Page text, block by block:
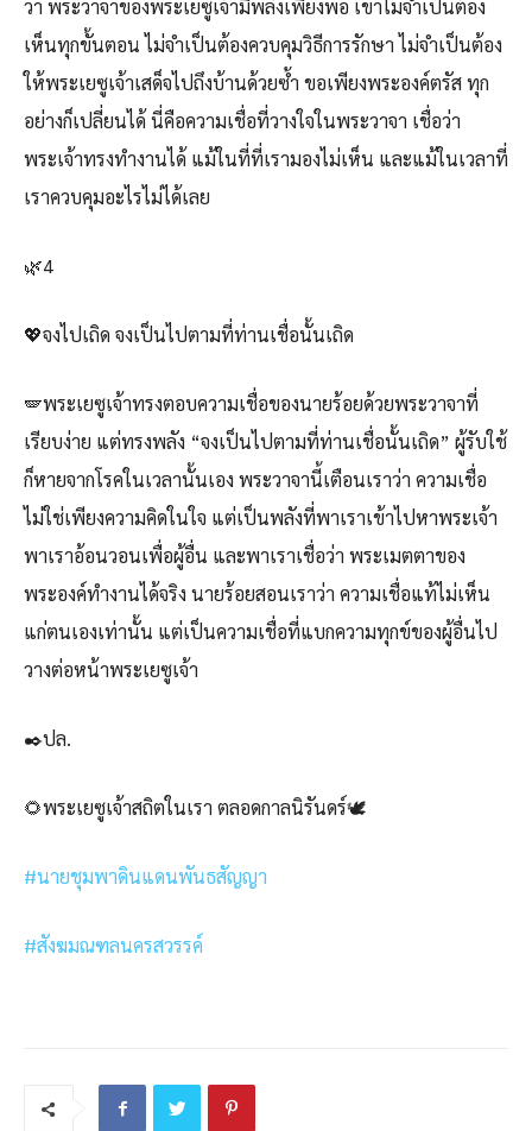
ว่า พระวาจาของพระเยซูเจ้ามีพลังเพียงพอ เขาไม่จำเป็นต้อง
เห็นทุกขั้นตอน ไม่จำเป็นต้องควบคุมวิธีการรักษา ไม่จำเป็นต้อง
ให้พระเยซูเจ้าเสด็จไปถึงบ้านด้วยซ้ำ ขอเพียงพระองค์ตรัส ทุก
อย่างก็เปลี่ยนได้ นี่คือความเชื่อที่วางใจในพระวาจา เชื่อว่า
พระเจ้าทรงทำงานได้ แม้ในที่ที่เรามองไม่เห็น และแม้ในเวลาที่
เราควบคุมอะไรไม่ได้เลย
🌿4
💖จงไปเถิด จงเป็นไปตามที่ท่านเชื่อนั้นเถิด
🪽พระเยซูเจ้าทรงตอบความเชื่อของนายร้อยด้วยพระวาจาที่
เรียบง่าย แต่ทรงพลัง “จงเป็นไปตามที่ท่านเชื่อนั้นเถิด” ผู้รับใช้
ก็หายจากโรคในเวลานั้นเอง พระวาจานี้เตือนเราว่า ความเชื่อ
ไม่ใช่เพียงความคิดในใจ แต่เป็นพลังที่พาเราเข้าไปหาพระเจ้า
พาเราอ้อนวอนเพื่อผู้อื่น และพาเราเชื่อว่า พระเมตตาของ
พระองค์ทำงานได้จริง นายร้อยสอนเราว่า ความเชื่อแท้ไม่เห็น
แก่ตนเองเท่านั้น แต่เป็นความเชื่อที่แบกความทุกข์ของผู้อื่นไป
วางต่อหน้าพระเยซูเจ้า
✒️ปล.
🌻พระเยซูเจ้าสถิตในเรา ตลอดกาลนิรันดร์🕊️
#นายชุมพาดินแดนพันธสัญญา
#สังฆมณฑลนครสวรรค์